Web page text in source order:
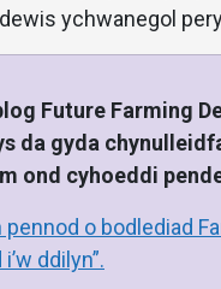
ychwanegol
Future Farming
da gyda
ond cyhoeddi
pennod o bodlediad
ddilyn”.